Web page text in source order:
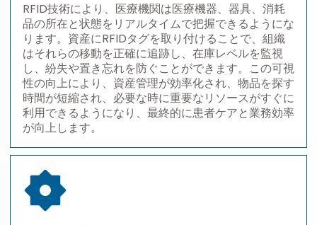
RFID技術により、医療機関は医療機器、器具、消耗
品の所在と状態をリアルタイムで把握できるようにな
ります。資産にRFIDタグを取り付けることで、組織
はそれらの移動を正確に追跡し、在庫レベルを監視
し、紛失や置き忘れを防ぐことができます。この可視
性の向上により、資産管理が効率化され、物品を探す
時間が短縮され、必要な時に重要なリソースがすぐに
利用できるようになり、最終的に患者ケアと業務効率
が向上します。